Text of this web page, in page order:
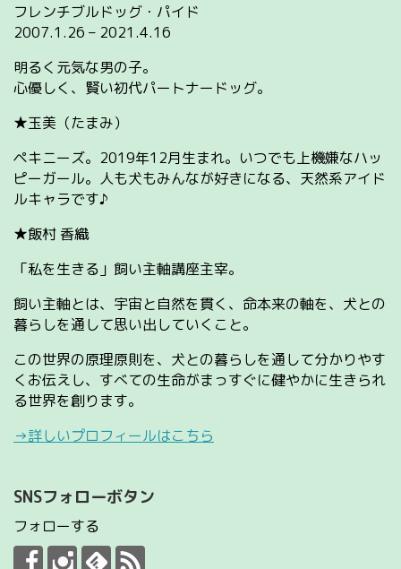
フレンチブルドッグ・パイド
2007.1.26 – 2021.4.16
明るく元気な男の子。
心優しく、賢い初代パートナードッグ。
★玉美（たまみ）
ペキニーズ。2019年12月生まれ。いつでも上機嫌なハッ
ピーガール。人も犬もみんなが好きになる、天然系アイド
ルキャラです♪
★飯村 香織
「私を生きる」飼い主軸講座主宰。
飼い主軸とは、宇宙と自然を貫く、命本来の軸を、犬との
暮らしを通して思い出していくこと。
この世界の原理原則を、犬との暮らしを通して分かりやす
くお伝えし、すべての生命がまっすぐに健やかに生きられ
る世界を創ります。
→詳しいプロフィールはこちら
SNSフォローボタン
フォローする